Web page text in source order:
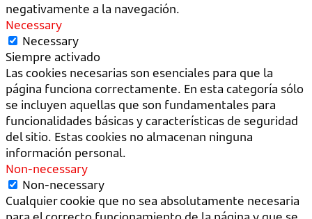
negativamente a la navegación.
Necessary
Necessary
Siempre activado
Las cookies necesarias son esenciales para que la
página funciona correctamente. En esta categoría sólo
se incluyen aquellas que son fundamentales para
funcionalidades básicas y características de seguridad
del sitio. Estas cookies no almacenan ninguna
información personal.
Non-necessary
Non-necessary
Cualquier cookie que no sea absolutamente necesaria